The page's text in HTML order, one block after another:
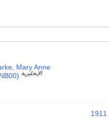
Mary Anne
الإنجليزية